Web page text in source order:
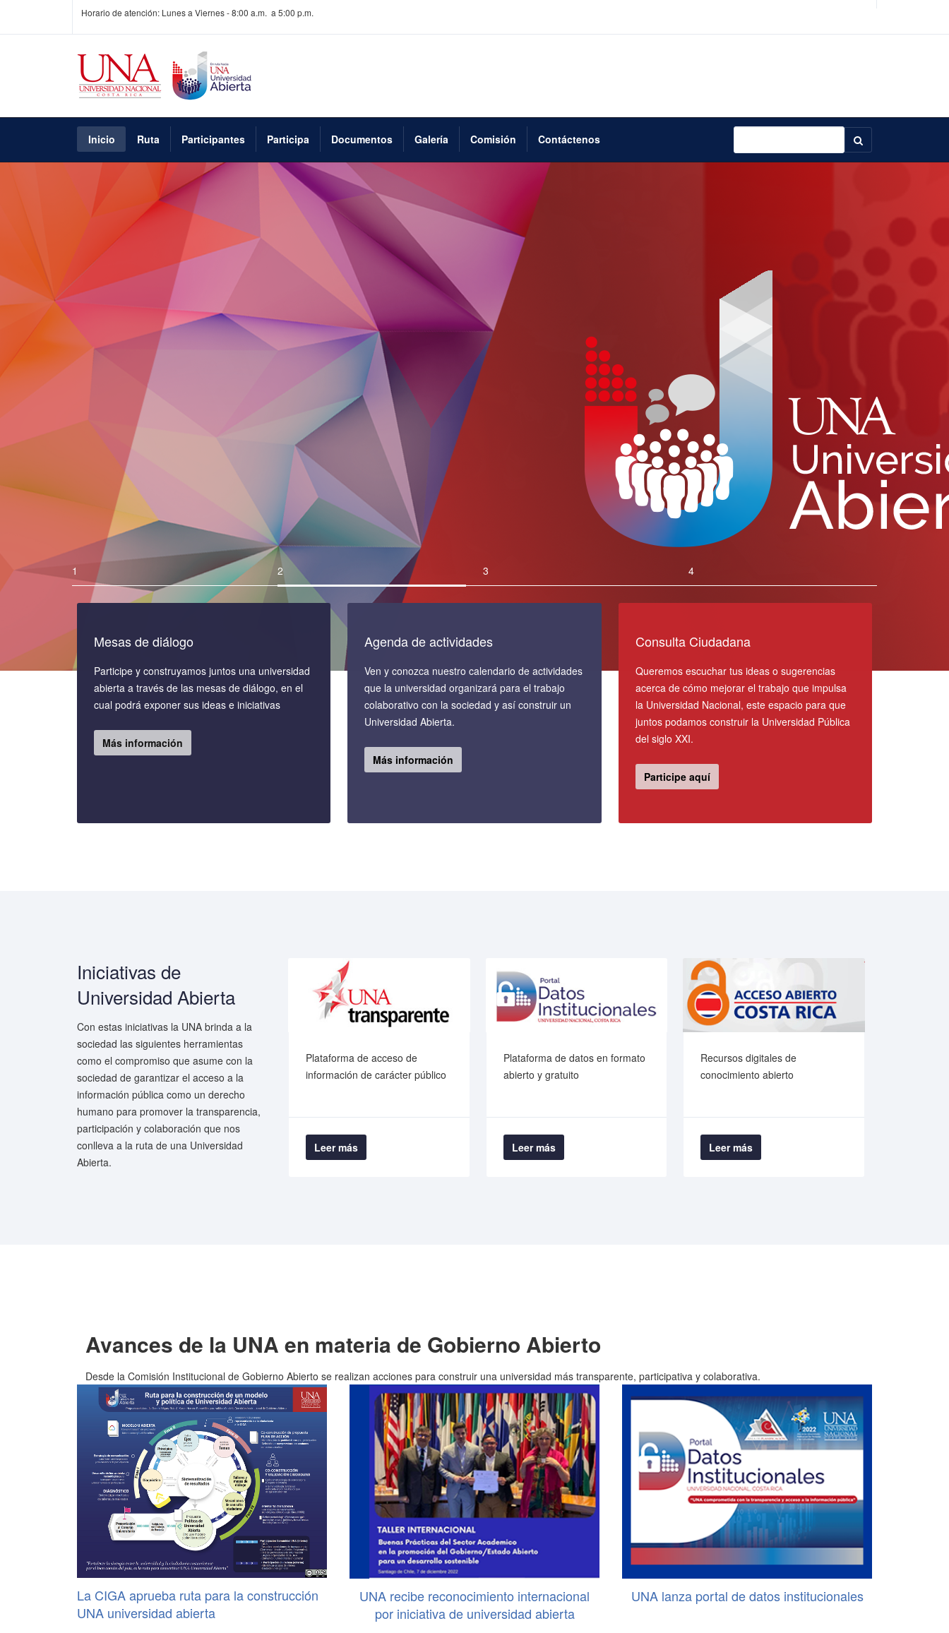
Horario de atención: Lunes a Viernes - 8:00 a.m. a 5:00 p.m.
Inicio Ruta Participantes Participa Documentos Galería Comisión Contáctenos
UNA Universidad
Abierta
Mesas de diálogo
Participe y construyamos juntos una universidad
abierta a través de las mesas de diálogo, en el
cual podrá exponer sus ideas e iniciativas
Más información
Agenda de actividades
Ven y conozca nuestro calendario de actividades
que la universidad organizará para el trabajo
colaborativo con la sociedad y así construir un
Universidad Abierta.
Más información
Consulta Ciudadana
Queremos escuchar tus ideas o sugerencias
acerca de cómo mejorar el trabajo que impulsa
la Universidad Nacional, este espacio para que
juntos podamos construir la Universidad Pública
del siglo XXI.
Participe aquí
Iniciativas de
Universidad Abierta
Con estas iniciativas la UNA brinda a la
sociedad las siguientes herramientas
como el compromiso que asume con la
sociedad de garantizar el acceso a la
información pública como un derecho
humano para promover la transparencia,
participación y colaboración que nos
conlleva a la ruta de una Universidad
Abierta.
Recursos digitales de
conocimiento abierto
Leer más
Plataforma de acceso de
información de carácter público
Leer más
Plataforma de datos en formato
abierto y gratuito
Leer más
Recursos digitales de
conocimiento abierto
Leer más
Avances de la UNA en materia de Gobierno Abierto
Desde la Comisión Institucional de Gobierno Abierto se realizan acciones para construir una universidad más transparente, participativa y colaborativa.
La CIGA aprueba ruta para la construcción
UNA universidad abierta
UNA recibe reconocimiento internacional
por iniciativa de universidad abierta
UNA lanza portal de datos institucionales